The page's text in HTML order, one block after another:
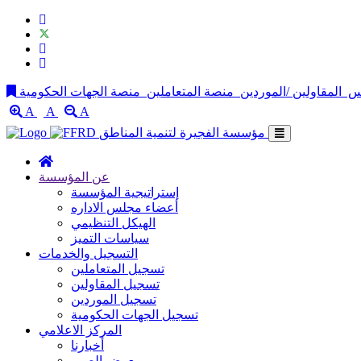
المقاولين /الموردين منصة المتعاملين
A
A
A
عن المؤسسة
إستراتيجية المؤسسة
أعضاء مجلس الاداره
الهيكل التنظيمي
سياسات التميز
التسجيل والخدمات
تسجيل المتعاملين
تسجيل المقاولين
تسجيل الموردين
تسجيل الجهات الحكومية
المركز الاعلامي
أخبارنا